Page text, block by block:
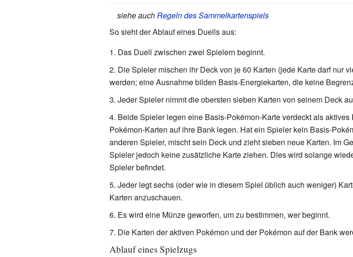
siehe auchRegeln des Sammelkartenspiels
So sieht der Ablauf eines Duells aus:
Das Duell zwischen zwei Spielern beginnt.
Die Spieler mischen ihr Deck von je 60 Karten (jede Karte darf nur
werden; eine Ausnahme bilden Basis-Energiekarten, die keine
Jeder Spieler nimmt die obersten sieben Karten von seinem Deck
Beide Spieler legen eine Basis-Pokémon-Karte verdeckt als
Pokémon-Karten auf ihre Bank legen. Hat ein Spieler kein Basis-
anderen Spieler, mischt sein Deck und zieht sieben neue Karten. Im
Spieler jedoch keine zusätzliche Karte ziehen. Dies wird solange
Spieler befindet.
Jeder legt sechs (oder wie in diesem Spiel üblich auch weniger)
Karten anzuschauen.
Es wird eine Münze geworfen, um zu bestimmen, wer beginnt.
Die Karten der aktiven Pokémon und der Pokémon auf der Bank
Ablauf eines Spielzugs